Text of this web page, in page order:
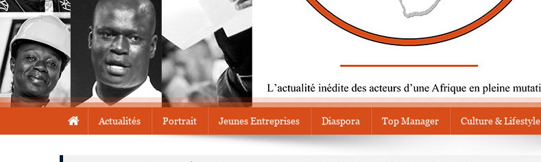
Actualités Portrait Jeunes Entreprises Diaspora Top Manager Culture & Lifestyle